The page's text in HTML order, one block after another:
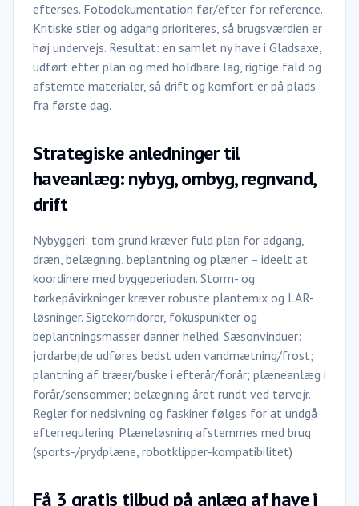
efterses. Fotodokumentation før/efter for reference.
Kritiske stier og adgang prioriteres, så brugsværdien er
høj undervejs. Resultat: en samlet ny have i Gladsaxe,
udført efter plan og med holdbare lag, rigtige fald og
afstemte materialer, så drift og komfort er på plads
fra første dag.
Strategiske anledninger til
haveanlæg: nybyg, ombyg, regnvand,
drift
Nybyggeri: tom grund kræver fuld plan for adgang,
dræn, belægning, beplantning og plæner – ideelt at
koordinere med byggeperioden. Storm- og
tørkepåvirkninger kræver robuste plantemix og LAR-
løsninger. Sigtekorridorer, fokuspunkter og
beplantningsmasser danner helhed. Sæsonvinduer:
jordarbejde udføres bedst uden vandmætning/frost;
plantning af træer/buske i efterår/forår; plæneanlæg i
forår/sensommer; belægning året rundt ved tørvejr.
Regler for nedsivning og faskiner følges for at undgå
efterregulering. Plæneløsning afstemmes med brug
(sports-/prydplæne, robotklipper-kompatibilitet)
Få 3 gratis tilbud på anlæg af have i